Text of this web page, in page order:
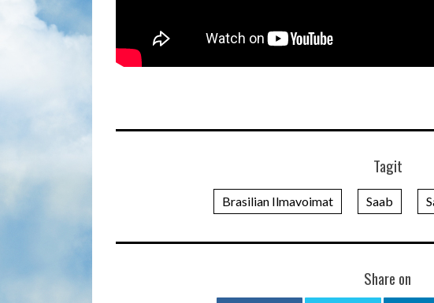
Tagit
Brasilian Ilmavoimat Saab
Share on